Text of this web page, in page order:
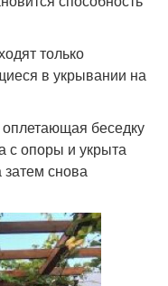
только
в укрывании на
беседку
с опоры и укрыта
снова